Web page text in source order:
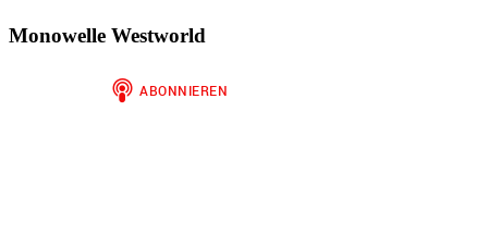
Monowelle Westworld